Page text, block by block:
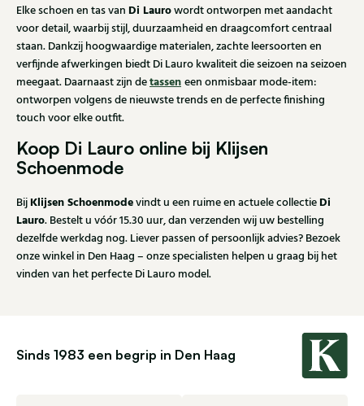
Elke schoen en tas van Di Laurowordt ontworpen met aandacht
voor detail, waarbij stijl, duurzaamheid en draagcomfort centraal
staan. Dankzij hoogwaardige materialen, zachte leersoorten en
verfijnde afwerkingen biedt Di Lauro kwaliteit die seizoen na seizoen
meegaat. Daarnaast zijn detassen een onmisbaar mode-item:
ontworpen volgens de nieuwste trends en de perfecte finishing
touch voor elke outfit.
Koop Di Lauro online bij Klijsen
Schoenmode
Bij Klijsen Schoenmodevindt u een ruime en actuele collectie Di
Lauro. Bestelt u vóór 15.30 uur, dan verzenden wij uw bestelling
dezelfde werkdag nog. Liever passen of persoonlijk advies? Bezoek
onze winkel in Den Haag – onze specialisten helpen u graag bij het
vinden van het perfecte Di Lauro model.
Sinds 1983 een begrip in Den Haag